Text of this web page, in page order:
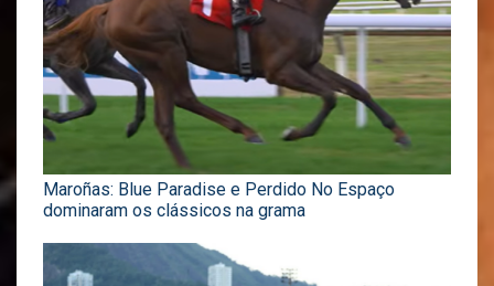
Maroñas: Blue Paradise e Perdido No Espaço
dominaram os clássicos na grama